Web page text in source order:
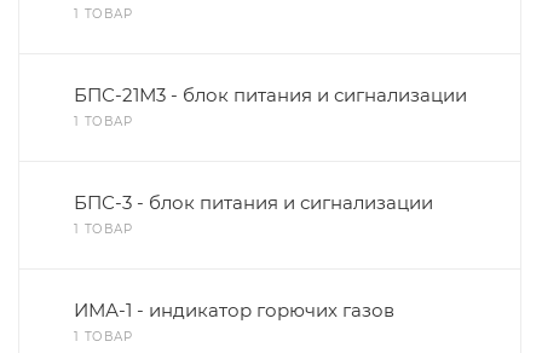
1 ТОВАР
БПС-21М3 - блок питания и сигнализации
1 ТОВАР
БПС-3 - блок питания и сигнализации
1 ТОВАР
ИМА-1 - индикатор горючих газов
1 ТОВАР